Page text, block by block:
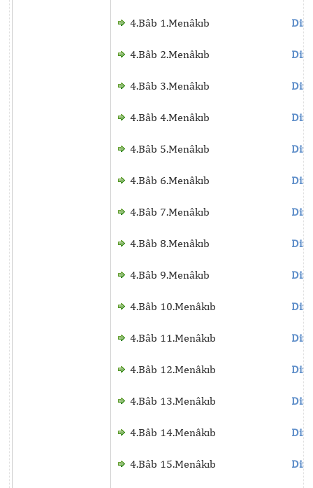
4.Bâb 1.Menâkıb
4.Bâb 2.Menâkıb
4.Bâb 3.Menâkıb
4.Bâb 4.Menâkıb
4.Bâb 5.Menâkıb
4.Bâb 6.Menâkıb
4.Bâb 7.Menâkıb
4.Bâb 8.Menâkıb
4.Bâb 9.Menâkıb
4.Bâb 10.Menâkıb
4.Bâb 11.Menâkıb
4.Bâb 12.Menâkıb
4.Bâb 13.Menâkıb
4.Bâb 14.Menâkıb
4.Bâb 15.Menâkıb